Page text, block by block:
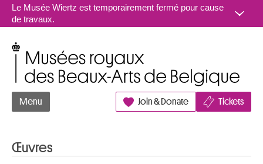
Aller au contenu
Le Musée Wiertz est temporairement fermé pour cause
de travaux.
Menu Join & Donate Tickets
Œuvres